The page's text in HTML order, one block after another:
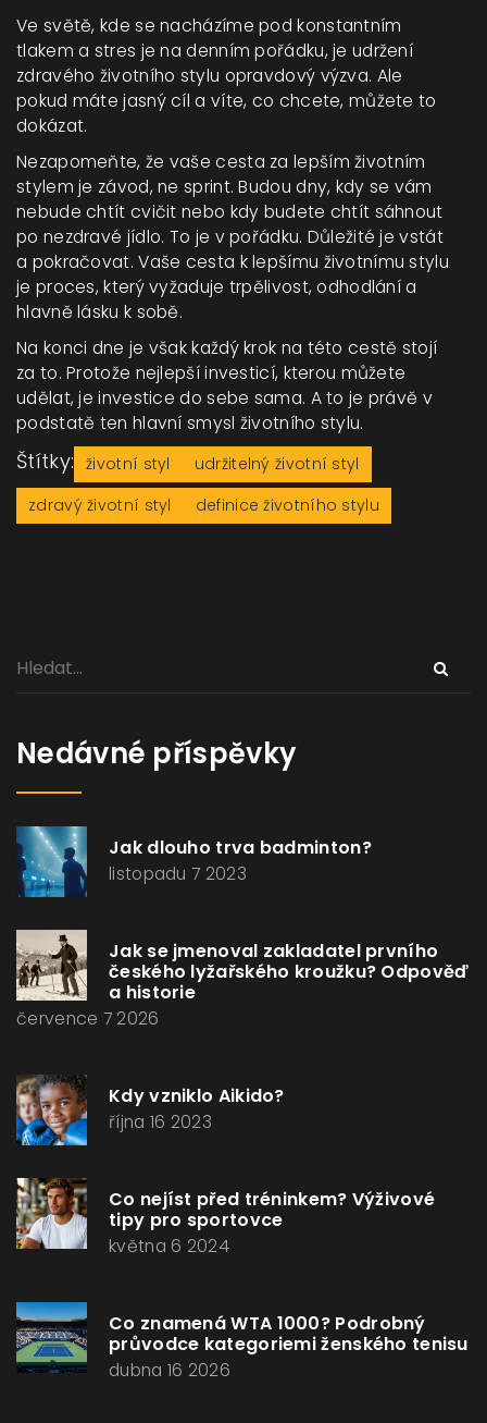
Ve světě, kde se nacházíme pod konstantním
tlakem a stres je na denním pořádku, je udržení
zdravého životního stylu opravdový výzva. Ale
pokud máte jasný cíl a víte, co chcete, můžete to
dokázat.
Nezapomeňte, že vaše cesta za lepším životním
stylem je závod, ne sprint. Budou dny, kdy se vám
nebude chtít cvičit nebo kdy budete chtít sáhnout
po nezdravé jídlo. To je v pořádku. Důležité je vstát
a pokračovat. Vaše cesta k lepšímu životnímu stylu
je proces, který vyžaduje trpělivost, odhodlání a
hlavně lásku k sobě.
Na konci dne je však každý krok na této cestě stojí
za to. Protože nejlepší investicí, kterou můžete
udělat, je investice do sebe sama. A to je právě v
podstatě ten hlavní smysl životního stylu.
Štítky: životní styl
udržitelný životní styl
zdravý životní styl
definice životního stylu
Nedávné příspěvky
Jak dlouho trva badminton?
listopadu 7 2023
Jak se jmenoval zakladatel prvního
českého lyžařského kroužku? Odpověď
a historie
července 7 2026
Kdy vzniklo Aikido?
října 16 2023
Co nejíst před tréninkem? Výživové
tipy pro sportovce
května 6 2024
Co znamená WTA 1000? Podrobný
průvodce kategoriemi ženského tenisu
dubna 16 2026